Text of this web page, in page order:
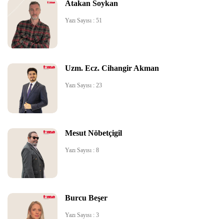
Atakan Soykan
Yazı Sayısı : 51
Uzm. Ecz. Cihangir Akman
Yazı Sayısı : 23
Mesut Nöbetçigil
Yazı Sayısı : 8
Burcu Beşer
Yazı Sayısı : 3